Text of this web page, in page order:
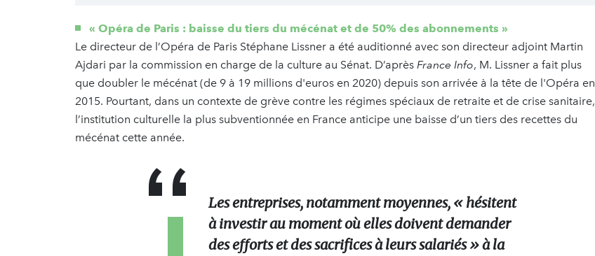
« Opéra de Paris : baisse du tiers du mécénat et de 50% des abonnements »
Le directeur de l’Opéra de Paris Stéphane Lissner a été auditionné avec son directeur adjoint Martin
Ajdari par la commission en charge de la culture au Sénat. D’après France Info, M. Lissner a fait plus
que doubler le mécénat (de 9 à 19 millions d'euros en 2020) depuis son arrivée à la tête de l'Opéra en
2015. Pourtant, dans un contexte de grève contre les régimes spéciaux de retraite et de crise sanitaire,
l’institution culturelle la plus subventionnée en France anticipe une baisse d’un tiers des recettes du
mécénat cette année.
Les entreprises, notamment moyennes, « hésitent
à investir au moment où elles doivent demander
des efforts et des sacrifices à leurs salariés » à la